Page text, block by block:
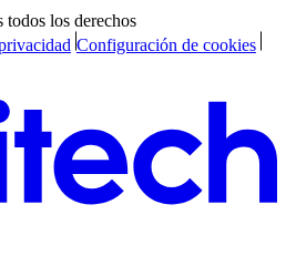
los derechos
Configuración de cookies